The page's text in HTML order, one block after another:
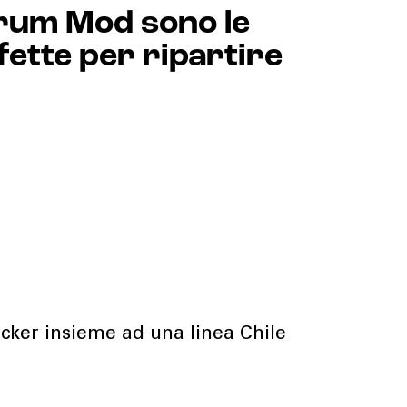
Mod sono le
per ripartire
insieme ad una linea Chile